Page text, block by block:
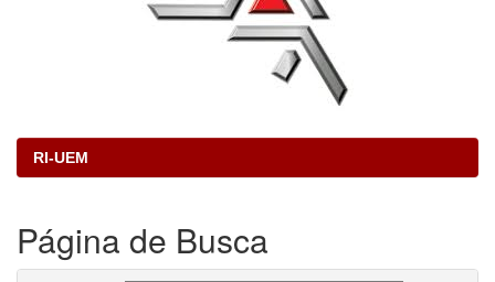
RI-UEM
Página de Busca